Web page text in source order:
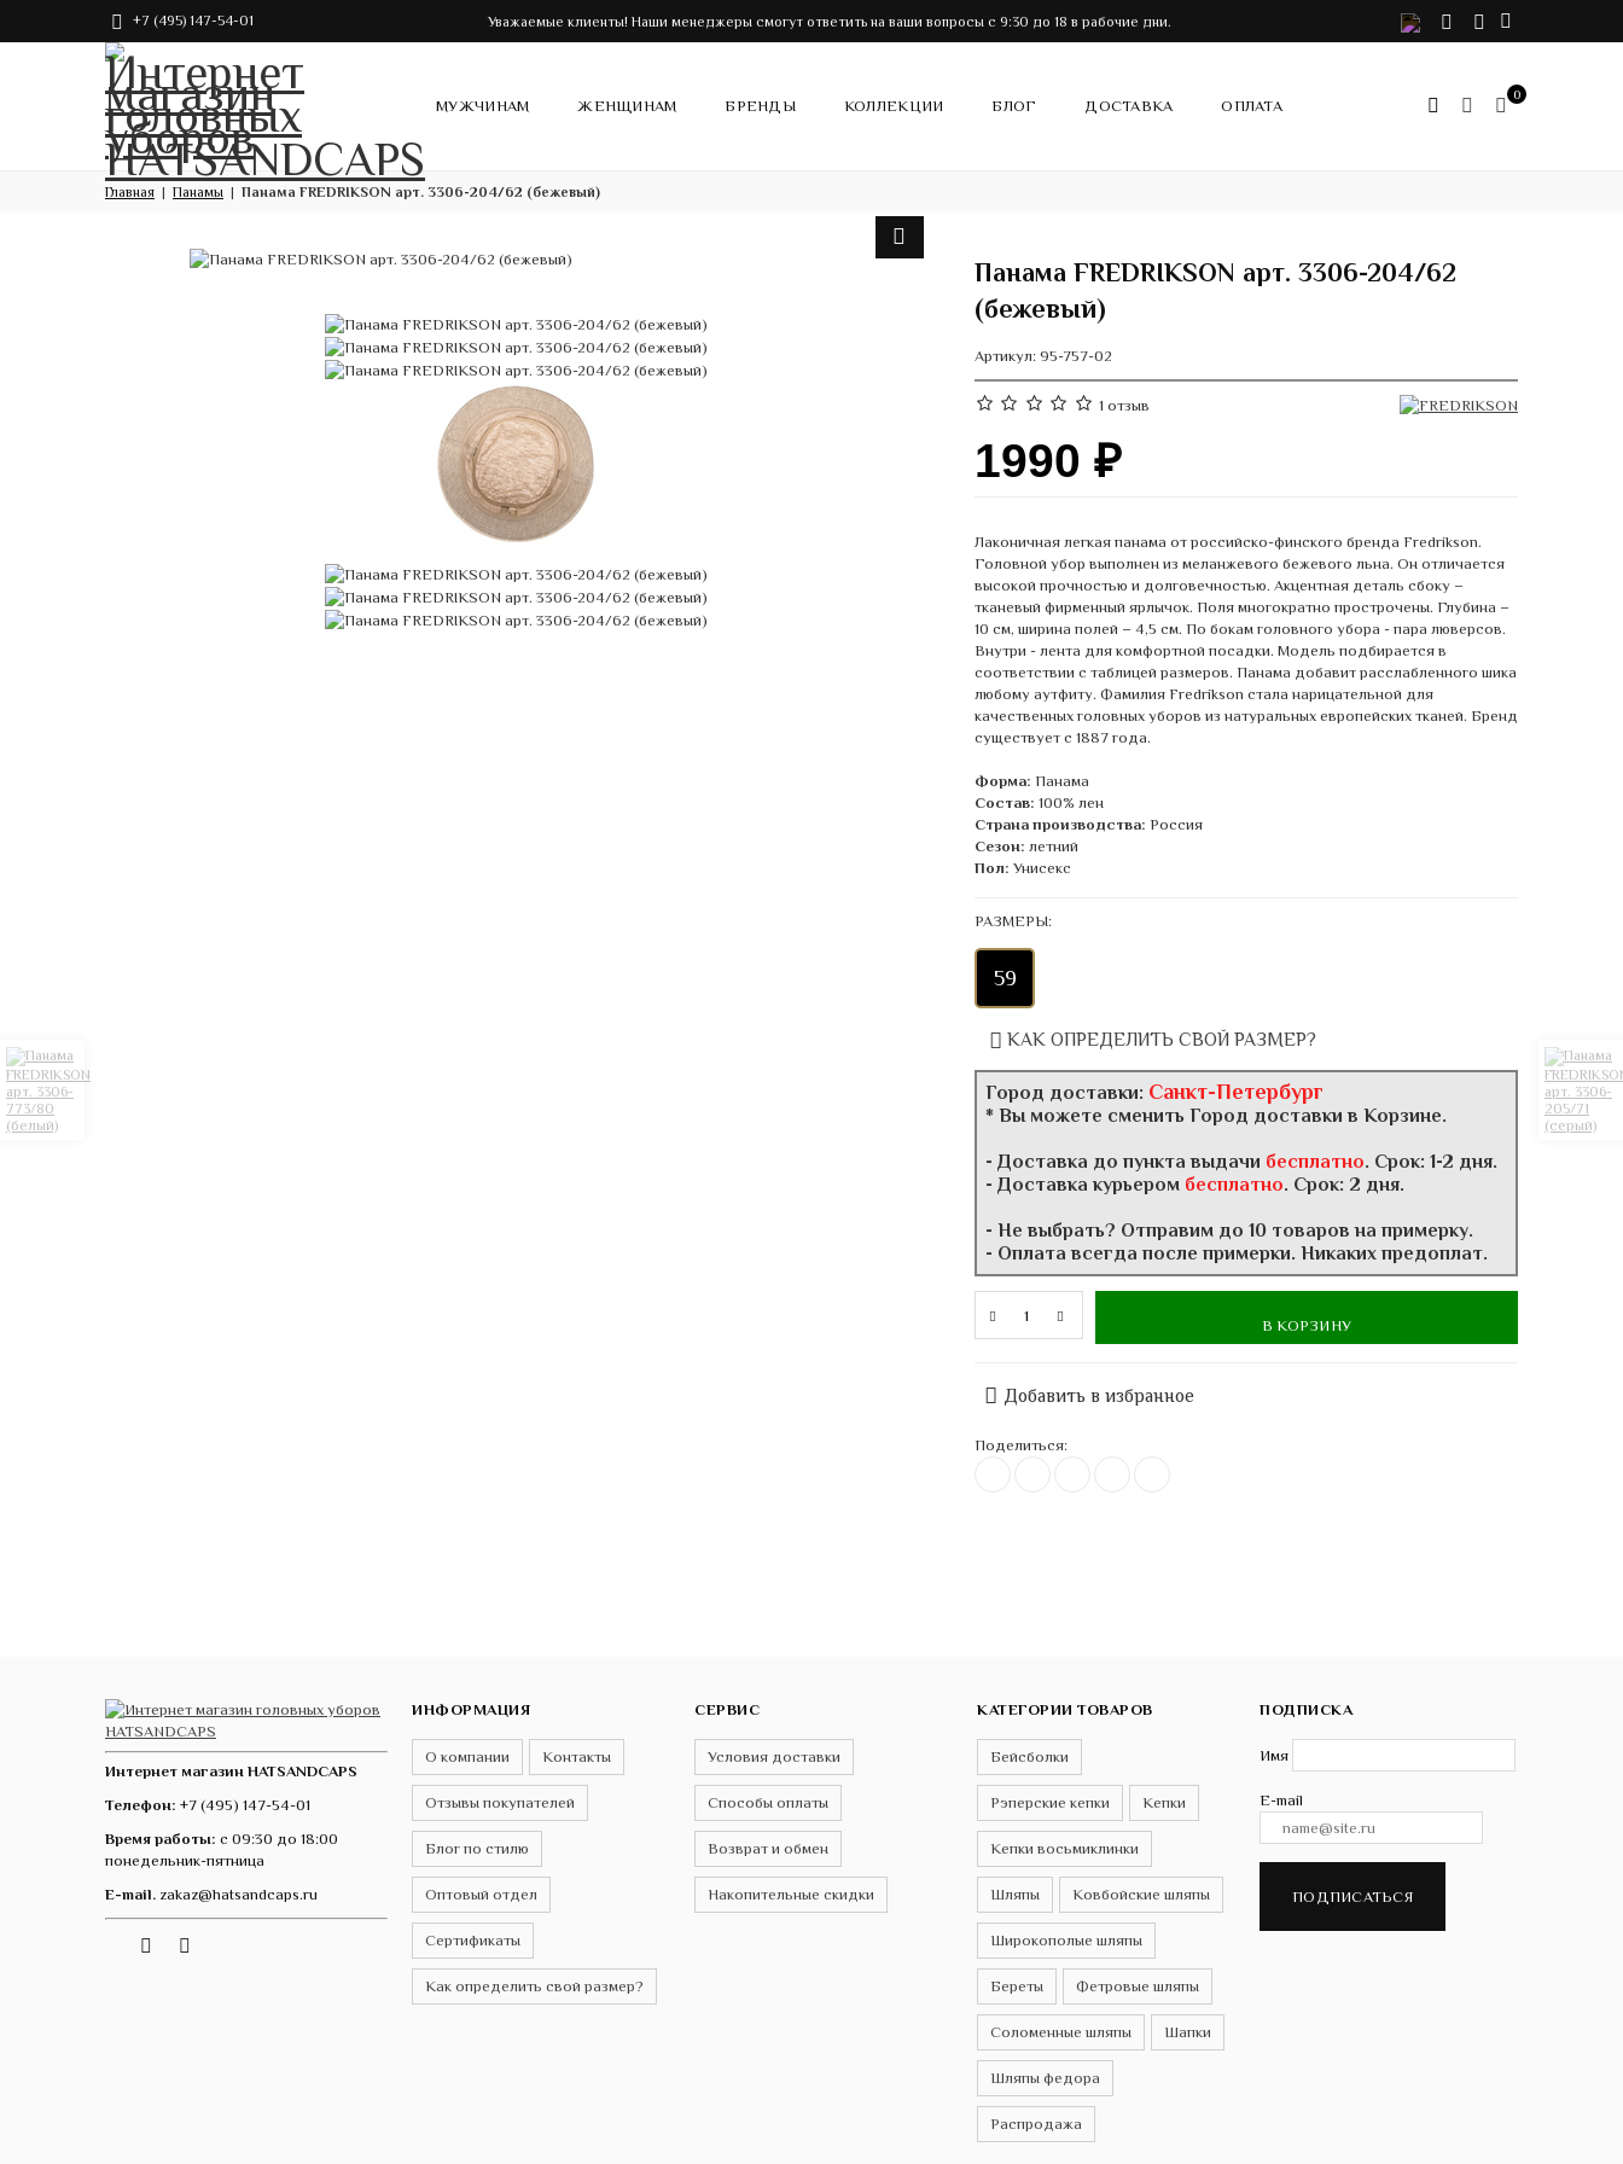
+7 (495) 147-54-01 Уважаемые клиенты! Наши менеджеры смогут ответить на ваши вопросы с 9:30 до 18 в рабочие дни. VK Telegram
МУЖЧИНАМ ЖЕНЩИНАМ БРЕНДЫ КОЛЛЕКЦИИ БЛОГ ДОСТАВКА ОПЛАТА
0
Главная Панамы Панама FREDRIKSON арт. 3306-204/62 (бежевый)
Панама FREDRIKSON арт. 3306-204/62
(бежевый)
Артикул: 95-757-02
1 отзыв
1990 ₽
Лаконичная легкая панама от российско-финского бренда Fredrikson.
Головной убор выполнен из меланжевого бежевого льна. Он отличается
высокой прочностью и долговечностью. Акцентная деталь сбоку –
тканевый фирменный ярлычок. Поля многократно прострочены. Глубина –
10 см, ширина полей – 4,5 см. По бокам головного убора - пара люверсов.
Внутри - лента для комфортной посадки. Модель подбирается в
соответствии с таблицей размеров. Панама добавит расслабленного шика
любому аутфиту. Фамилия Fredrikson стала нарицательной для
качественных головных уборов из натуральных европейских тканей. Бренд
существует с 1887 года.
Форма: Панама
Состав: 100% лен
Страна производства: Россия
Сезон: летний
Пол: Унисекс
РАЗМЕРЫ:
59
КАК ОПРЕДЕЛИТЬ СВОЙ РАЗМЕР?
Город доставки: Санкт-Петербург
* Вы можете сменить Город доставки в Корзине.
- Доставка до пункта выдачи бесплатно. Срок: 1-2 дня.
- Доставка курьером бесплатно. Срок: 2 дня.
- Не выбрать? Отправим до 10 товаров на примерку.
- Оплата всегда после примерки. Никаких предоплат.
В КОРЗИНУ
Добавить в избранное
Поделиться:
Интернет магазин HATSANDCAPS
Телефон: +7 (495) 147-54-01
Время работы: с 09:30 до 18:00
понедельник-пятница
E-mail. zakaz@hatsandcaps.ru
Telegram
ИНФОРМАЦИЯ
О компании Контакты
Отзывы покупателей
Блог по стилю
Оптовый отдел
Сертификаты
Как определить свой размер?
СЕРВИС
Условия доставки
Способы оплаты
Возврат и обмен
Накопительные скидки
КАТЕГОРИИ ТОВАРОВ
Бейсболки
Рэперские кепки Кепки
Кепки восьмиклинки
Шляпы Ковбойские шляпы
Широкополые шляпы
Береты Фетровые шляпы
Соломенные шляпы Шапки
Шляпы федора
Распродажа
ПОДПИСКА
Имя
E-mail
ПОДПИСАТЬСЯ